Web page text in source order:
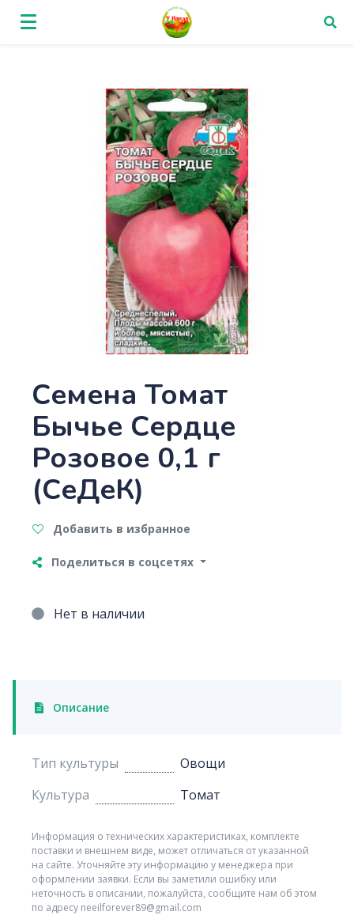
Семена Томат
Бычье Сердце
Розовое 0,1 г
(СеДеК)
Добавить в избранное
Поделиться в соцсетях
Нет в наличии
Описание
Тип культуры
Овощи
Культура
Томат
Информация о технических характеристиках, комплекте
поставки и внешнем виде, может отличаться от указанной
на сайте. Уточняйте эту информацию у менеджера при
оформлении заявки. Если вы заметили ошибку или
неточность в описании, пожалуйста, сообщите нам об этом
по адресу neeilforever89@gmail.com